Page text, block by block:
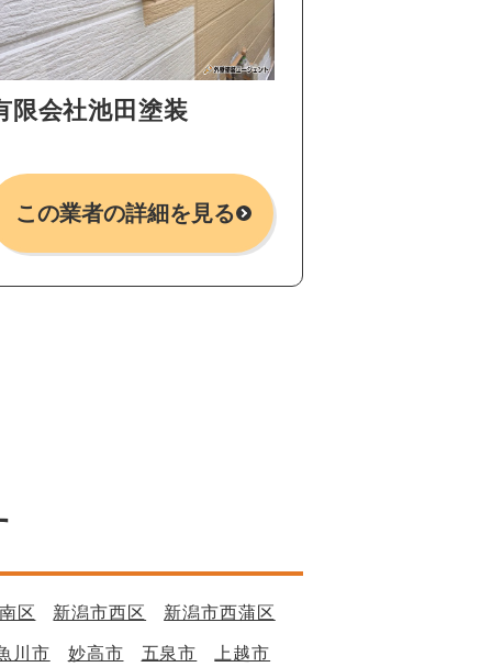
限会社池田塗装
この業者の詳細を見る
区 新潟市西区 新潟市西蒲区
川市 妙高市 五泉市 上越市